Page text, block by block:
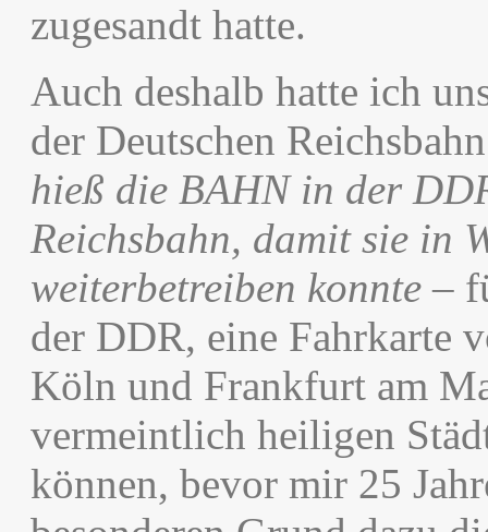
zugesandt hatte.
Auch deshalb hatte ich
der Deutschen
hieß die BAHN in der
Reichsbahn, damit sie in
weiterbetreiben konnte –
der DDR, eine Fahrkarte
Köln und Frankfurt am
vermeintlich heiligen
können, bevor mir 25